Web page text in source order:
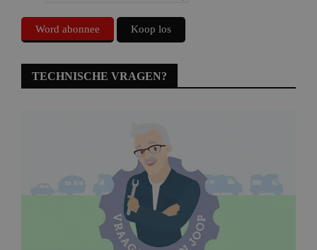
Word abonnee Koop los
TECHNISCHE VRAGEN?